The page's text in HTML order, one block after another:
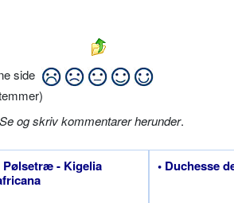
side
Se og skriv kommentarer herunder.
Pølsetræ - Kigelia
• Duchesse